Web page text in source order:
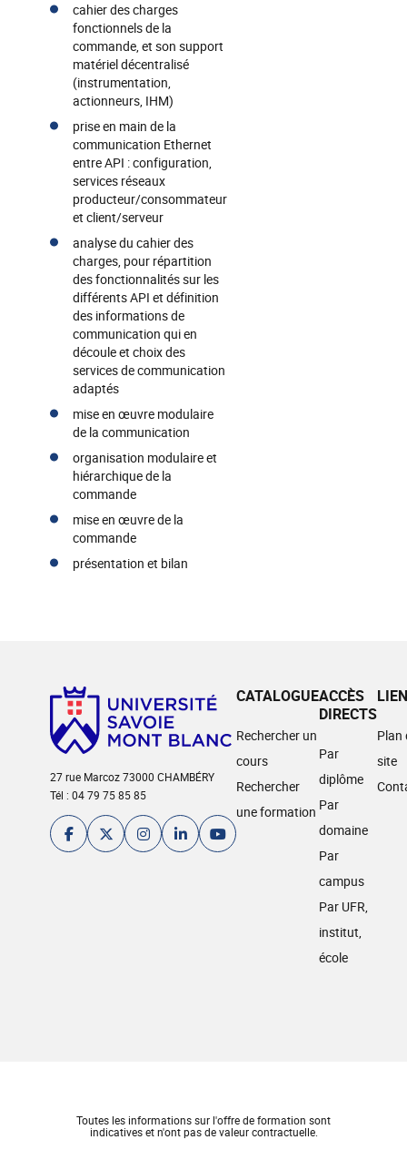
cahier des charges
fonctionnels de la
commande, et son support
matériel décentralisé
(instrumentation,
actionneurs, IHM)
prise en main de la
communication Ethernet
entre API : configuration,
services réseaux
producteur/consommateur
et client/serveur
analyse du cahier des
charges, pour répartition
des fonctionnalités sur les
différents API et définition
des informations de
communication qui en
découle et choix des
services de communication
adaptés
mise en œuvre modulaire
de la communication
organisation modulaire et
hiérarchique de la
commande
mise en œuvre de la
commande
présentation et bilan
27 rue Marcoz 73000 CHAMBÉRY
Tél : 04 79 75 85 85
CATALOGUE
Rechercher un
cours
Rechercher
une formation
ACCÈS
DIRECTS
Par
diplôme
Par
domaine
Par
campus
Par UFR,
institut,
école
Plan
site
Toutes les informations sur l'offre de formation sont
indicatives et n'ont pas de valeur contractuelle.